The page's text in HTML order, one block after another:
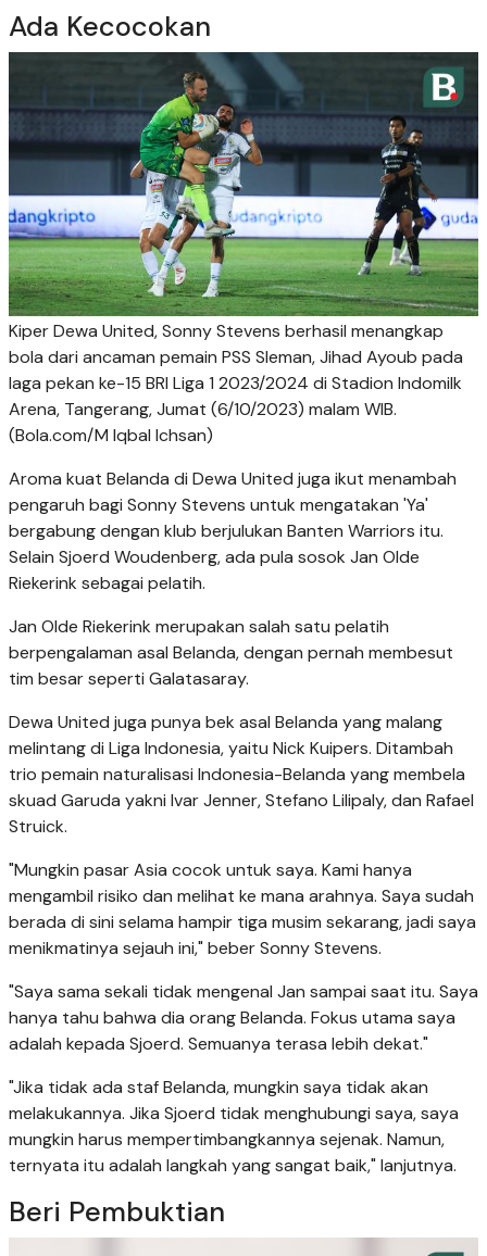
Ada Kecocokan
Kiper Dewa United, Sonny Stevens berhasil menangkap
bola dari ancaman pemain PSS Sleman, Jihad Ayoub pada
laga pekan ke-15 BRI Liga 1 2023/2024 di Stadion Indomilk
Arena, Tangerang, Jumat (6/10/2023) malam WIB.
(Bola.com/M Iqbal Ichsan)
Aroma kuat Belanda di Dewa United juga ikut menambah
pengaruh bagi Sonny Stevens untuk mengatakan 'Ya'
bergabung dengan klub berjulukan Banten Warriors itu.
Selain Sjoerd Woudenberg, ada pula sosok Jan Olde
Riekerink sebagai pelatih.
Jan Olde Riekerink merupakan salah satu pelatih
berpengalaman asal Belanda, dengan pernah membesut
tim besar seperti Galatasaray.
Dewa United juga punya bek asal Belanda yang malang
melintang di Liga Indonesia, yaitu Nick Kuipers. Ditambah
trio pemain naturalisasi Indonesia-Belanda yang membela
skuad Garuda yakni Ivar Jenner, Stefano Lilipaly, dan Rafael
Struick.
"Mungkin pasar Asia cocok untuk saya. Kami hanya
mengambil risiko dan melihat ke mana arahnya. Saya sudah
berada di sini selama hampir tiga musim sekarang, jadi saya
menikmatinya sejauh ini," beber Sonny Stevens.
"Saya sama sekali tidak mengenal Jan sampai saat itu. Saya
hanya tahu bahwa dia orang Belanda. Fokus utama saya
adalah kepada Sjoerd. Semuanya terasa lebih dekat."
"Jika tidak ada staf Belanda, mungkin saya tidak akan
melakukannya. Jika Sjoerd tidak menghubungi saya, saya
mungkin harus mempertimbangkannya sejenak. Namun,
ternyata itu adalah langkah yang sangat baik," lanjutnya.
Beri Pembuktian